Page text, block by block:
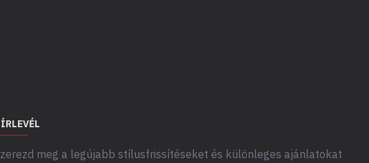
meg a legújabb stílusfrissítéseket és különleges ajánlatokat